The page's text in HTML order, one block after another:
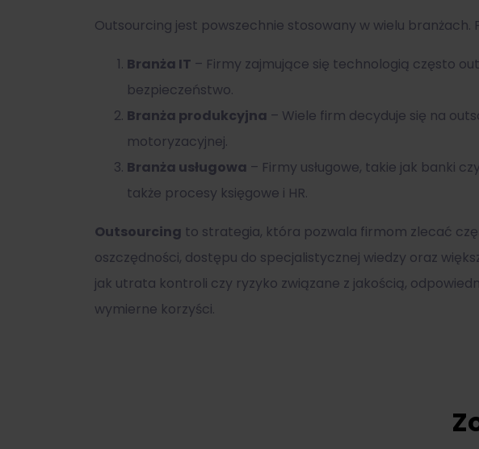
Outsourcing jest powszechnie stosowany w wielu branżach.
Branża IT – Firmy zajmujące się technologią często
bezpieczeństwo.
Branża produkcyjna – Wiele firm decyduje się na
motoryzacyjnej.
Branża usługowa – Firmy usługowe, takie jak banki
także procesy księgowe i HR.
Outsourcing to strategia, która pozwala firmom zlecać
oszczędności, dostępu do specjalistycznej wiedzy oraz
jak utrata kontroli czy ryzyko związane z jakością,
wymierne korzyści.